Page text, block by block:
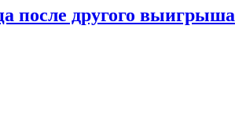
после другого выигрыша